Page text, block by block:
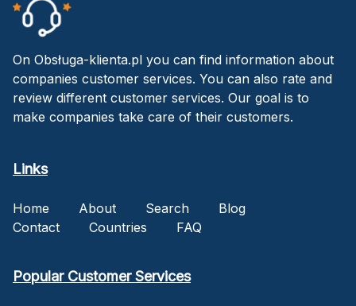
On Obsługa-klienta.pl you can find information about
companies customer services. You can also rate and
review different customer services. Our goal is to
make companies take care of their customers.
Links
Home About Search
Blog
Contact
Countries FAQ
Popular Customer Services